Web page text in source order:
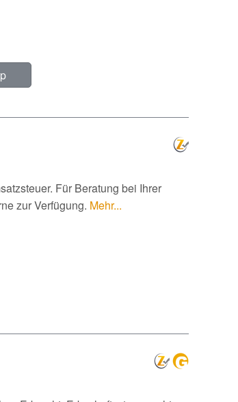
Für Beratung bei Ihrer
zur Verfügung. Mehr...